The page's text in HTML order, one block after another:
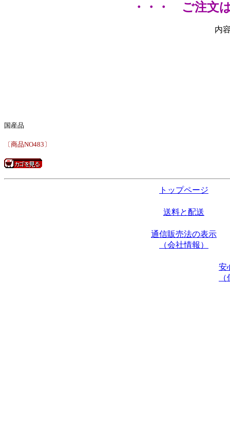
・・・ ご注文
内
国産品
〔商品NO483〕
トップページ
送料と配送
通信販売法の表示
（会社情報）
安